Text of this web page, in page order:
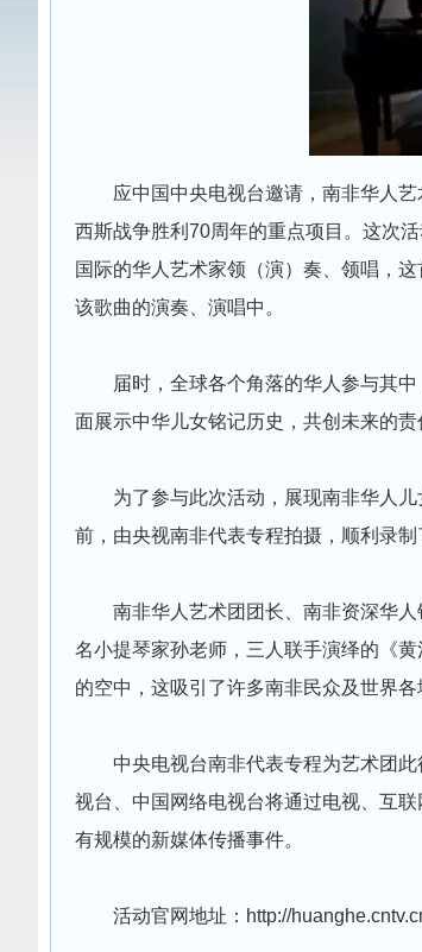
应中国中央电视台邀请，南非华人
西斯战争胜利70周年的重点项目。这次
国际的华人艺术家领（演）奏、领唱，
该歌曲的演奏、演唱中。
届时，全球各个角落的华人参与其
面展示中华儿女铭记历史，共创未来的责
为了参与此次活动，展现南非华人
前，由央视南非代表专程拍摄，顺利录
南非华人艺术团团长、南非资深华
名小提琴家孙老师，三人联手演绎的《
的空中，这吸引了许多南非民众及世界各
中央电视台南非代表专程为艺术团
视台、中国网络电视台将通过电视、互
有规模的新媒体传播事件。
活动官网地址：http://